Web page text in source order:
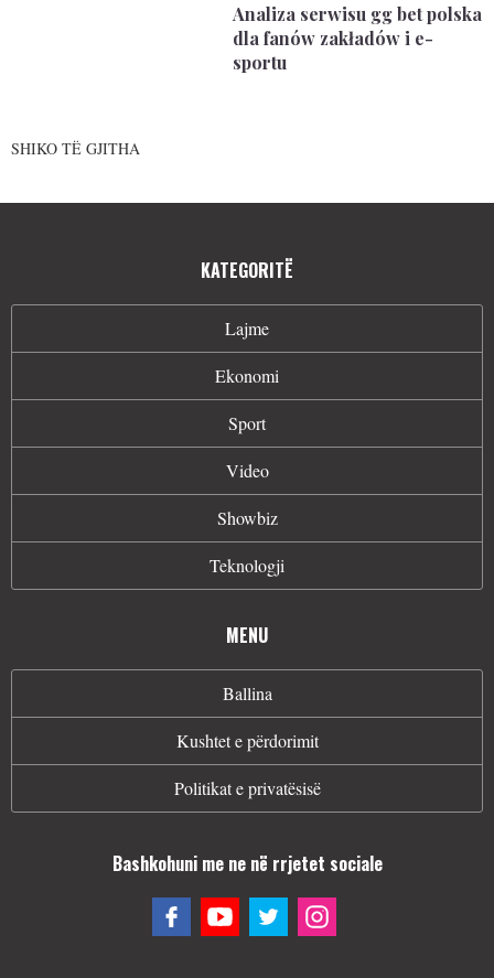
Analiza serwisu gg bet polska
dla fanów zakładów i e-
sportu
SHIKO TË GJITHA
KATEGORITË
Lajme
Ekonomi
Sport
Video
Showbiz
Teknologji
MENU
Ballina
Kushtet e përdorimit
Politikat e privatësisë
Bashkohuni me ne në rrjetet sociale